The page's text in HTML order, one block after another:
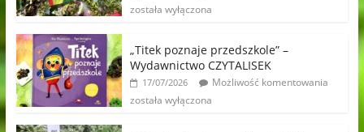
została wyłączona
„Titek poznaje przedszkole” –
Wydawnictwo CZYTALISEK
17/07/2026
Możliwość komentowania
została wyłączona